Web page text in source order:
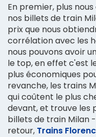
En premier, plus
nos billets de train
prix que nous
corrélation avec les
nous pouvons avoir
le top, en effet c'est
plus économiques
revanche, les trains
qui coûtent le plus
devant, et trouve les
billets de train Milan
retour, Trains